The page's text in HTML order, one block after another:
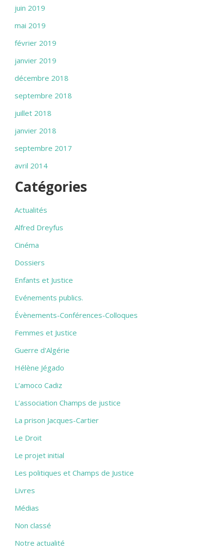
juin 2019
mai 2019
février 2019
janvier 2019
décembre 2018
septembre 2018
juillet 2018
janvier 2018
septembre 2017
avril 2014
Catégories
Actualités
Alfred Dreyfus
Cinéma
Dossiers
Enfants et Justice
Evénements publics.
Évènements-Conférences-Colloques
Femmes et Justice
Guerre d'Algérie
Hélène Jégado
L’amoco Cadiz
L’association Champs de justice
La prison Jacques-Cartier
Le Droit
Le projet initial
Les politiques et Champs de Justice
Livres
Médias
Non classé
Notre actualité